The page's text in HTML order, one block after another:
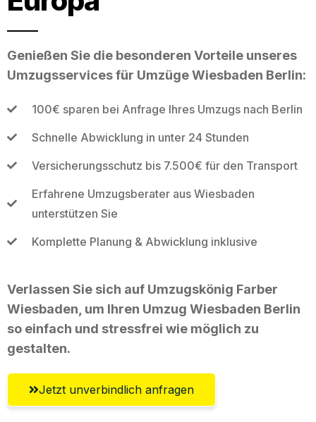
Genießen Sie die besonderen Vorteile unseres
Umzugsservices für Umzüge Wiesbaden Berlin:
100€ sparen bei Anfrage Ihres Umzugs nach Berlin
Schnelle Abwicklung in unter 24 Stunden
Versicherungsschutz bis 7.500€ für den Transport
Erfahrene Umzugsberater aus Wiesbaden
unterstützen Sie
Komplette Planung & Abwicklung inklusive
Verlassen Sie sich auf Umzugskönig Farber
Wiesbaden, um Ihren Umzug Wiesbaden Berlin
so einfach und stressfrei wie möglich zu
gestalten.
Jetzt unverbindlich anfragen